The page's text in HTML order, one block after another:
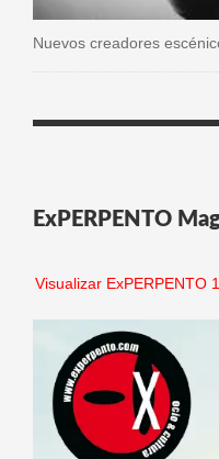
Nuevos creadores
ExPERPENTO
Visualizar ExPERPENTO